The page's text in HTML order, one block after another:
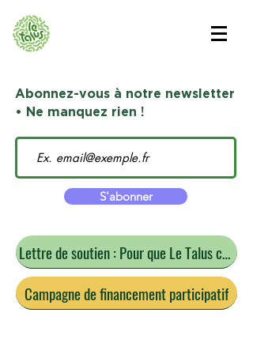
Abonnez-vous à notre newsletter
• Ne manquez rien !
S'abonner
Lettre de soutien : Pour que Le Talus continue
Campagne de financement participatif